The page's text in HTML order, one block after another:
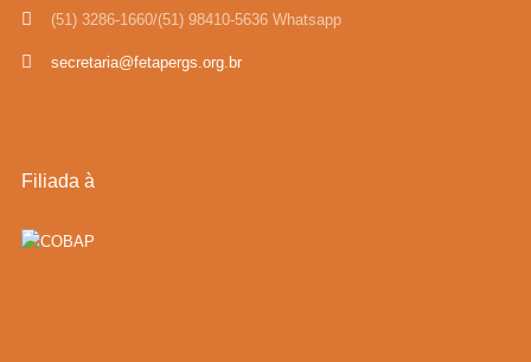
(51) 3286-1660/(51) 98410-5636 Whatsapp
secretaria@fetapergs.org.br
Filiada à